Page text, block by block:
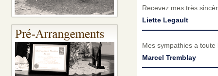
Recevez mes très
Liette Legault
Mes sympathies a toute
Marcel Tremblay